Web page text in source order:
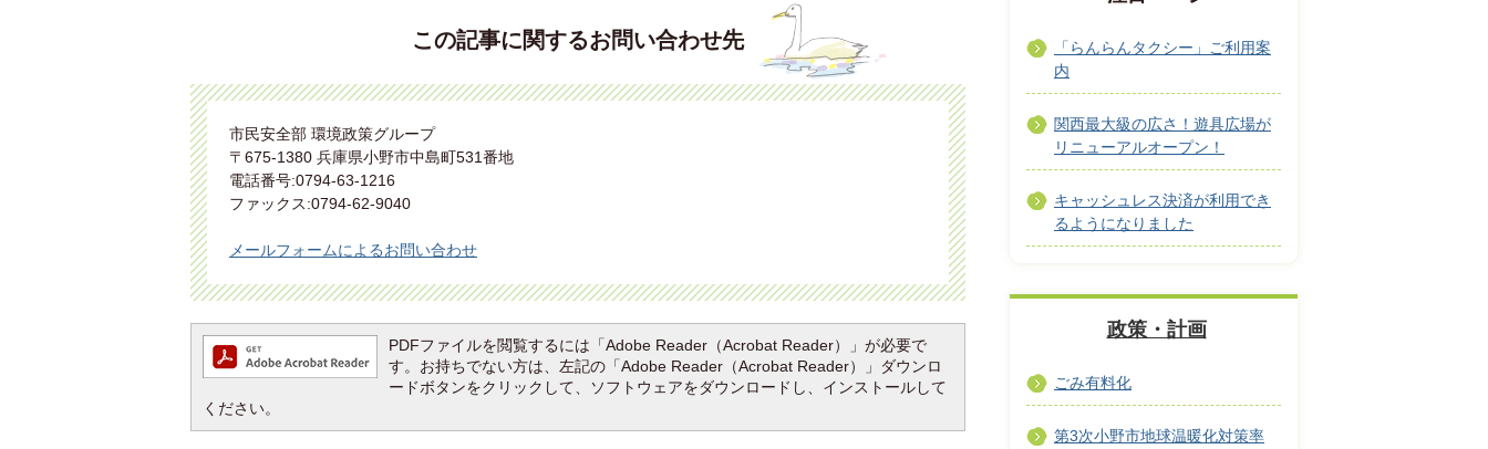
この記事に関するお問い合わせ先
市民安全部 環境政策グループ
〒675-1380 兵庫県小野市中島町531番地
電話番号:0794-63-1216
ファックス:0794-62-9040
メールフォームによるお問い合わせ
PDFファイルを閲覧するには「Adobe Reader（Acrobat Reader）」が必要で
す。お持ちでない方は、左記の「Adobe Reader（Acrobat Reader）」ダウンロ
ードボタンをクリックして、ソフトウェアをダウンロードし、インストールして
ください。
「らんらんタクシー」ご利用案
内
関西最大級の広さ！遊具広場が
リニューアルオープン！
キャッシュレス決済が利用でき
るようになりました
政策・計画
ごみ有料化
第3次小野市地球温暖化対策率